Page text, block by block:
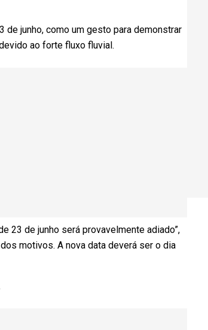
de junho, como um gesto para demonstrar
ao forte fluxo fluvial.
23 de junho será provavelmente adiado”,
motivos. A nova data deverá ser o dia